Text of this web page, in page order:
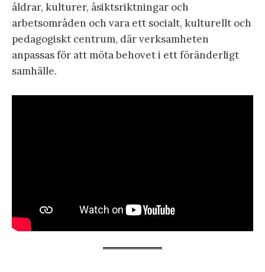
åldrar, kulturer, åsiktsriktningar och
arbetsområden och vara ett socialt, kulturellt och
pedagogiskt centrum, där verksamheten
anpassas för att möta behovet i ett föränderligt
samhälle.